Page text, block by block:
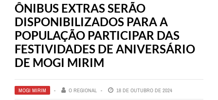
ÔNIBUS EXTRAS SERÃO
DISPONIBILIZADOS PARA A
POPULAÇÃO PARTICIPAR DAS
FESTIVIDADES DE ANIVERSÁRIO
DE MOGI MIRIM
MOGI MIRIM O REGIONAL 18 DE OUTUBRO DE 2024